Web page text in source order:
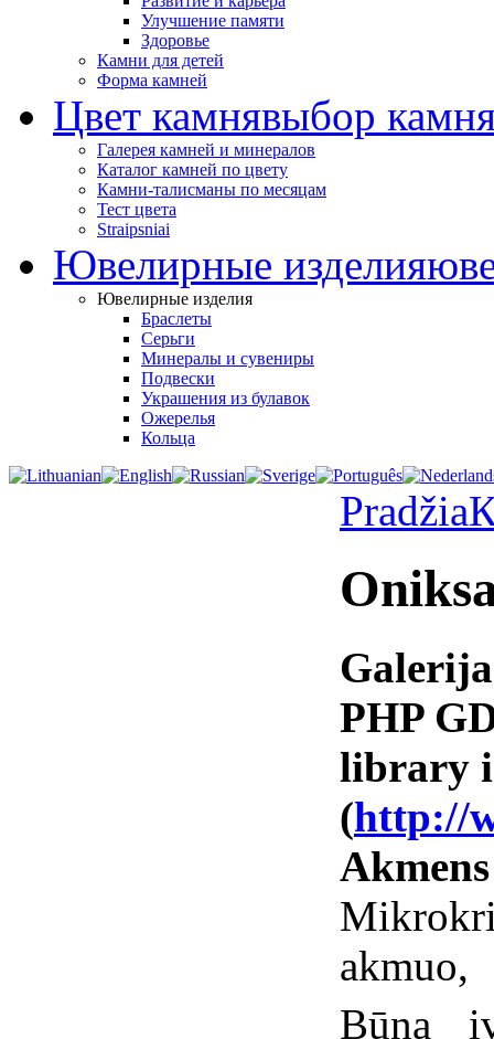
Улучшение памяти
Здоровье
Камни для детей
Форма камней
Цвет камнявыбор
Галерея камней и минералов
Каталог камней по цвету
Камни-талисманы по месяцам
Тест цвета
Straipsniai
Ювелирные изделия
Ювелирные изделия
Браслеты
Серьги
Минералы и сувениры
Подвески
Украшения из булавок
Ожерелья
Кольца
Pradžia
Galerija
PHP
library
(http://
Būna